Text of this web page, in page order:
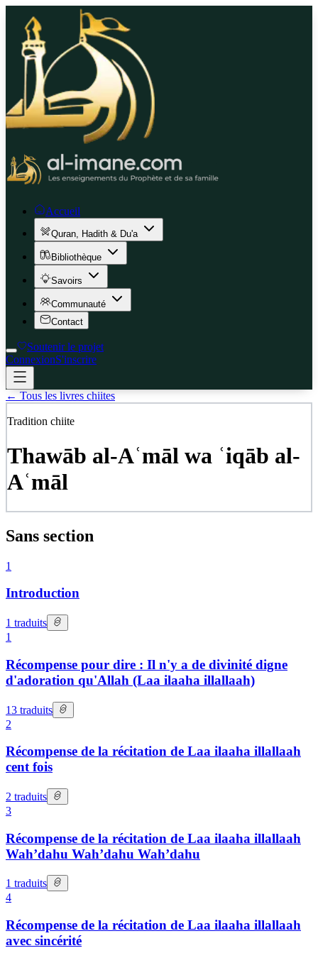
Accueil
Quran, Hadith & Du'a
Bibliothèque
Savoirs
Communauté
Contact
Soutenir le projet
ConnexionS'inscrire
← Tous les livres chiites
Tradition chiite
Thawāb al-Aʿmāl wa ʿiqāb al-
Aʿmāl
Sans section
1
Introduction
1 traduits
1
Récompense pour dire : Il n'y a de divinité digne
d'adoration qu'Allah (Laa ilaaha illallaah)
13 traduits
2
Récompense de la récitation de Laa ilaaha illallaah
cent fois
2 traduits
3
Récompense de la récitation de Laa ilaaha illallaah
Wah’dahu Wah’dahu Wah’dahu
1 traduits
4
Récompense de la récitation de Laa ilaaha illallaah
avec sincérité